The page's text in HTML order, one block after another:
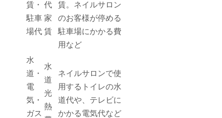
賃・
駐車
場代
代
家
賃
賃。ネイルサロン
のお客様が停める
駐車場にかかる費
用など
水
道・
電
気・
ガス
水
道
光
熱
ネイルサロンで使
用するトイレの水
道代や、テレビに
かかる電気代など